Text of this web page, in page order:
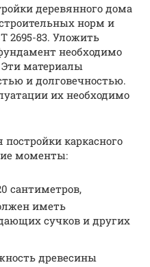
деревянного дома
норм и
2695-83. Уложить
необходимо
материалы
и долговечностью.
их необходимо
каркасного
моменты:
сантиметров,
иметь
сучков и других
древесины